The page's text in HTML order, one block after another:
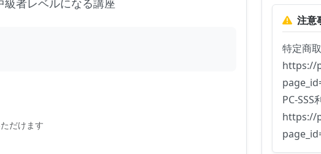
だけます
注意
特定商
https://
PC-SSS
https://